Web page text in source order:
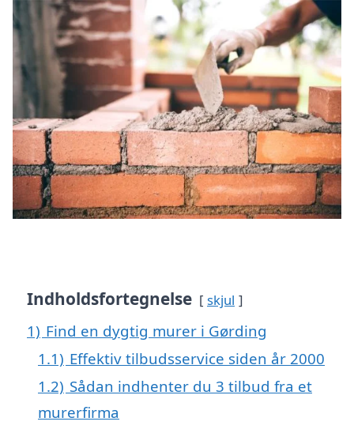
Indholdsfortegnelse skjul
1) Find en dygtig murer i Gørding
1.1) Effektiv tilbudsservice siden år 2000
1.2) Sådan indhenter du 3 tilbud fra et
murerfirma